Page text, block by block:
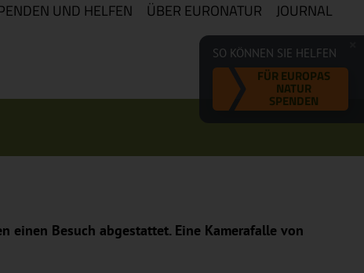
UND HELFEN ÜBER EURONATUR JOURNAL
SO KÖNNEN SIE HELFEN
FÜR EUROPAS
NATUR
SPENDEN
einen Besuch abgestattet. Eine Kamerafalle von